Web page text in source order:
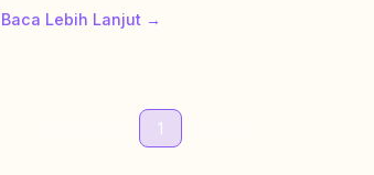
Baca Lebih Lanjut →
1